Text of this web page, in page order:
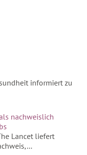
informiert zu
nachweislich
Lancet liefert